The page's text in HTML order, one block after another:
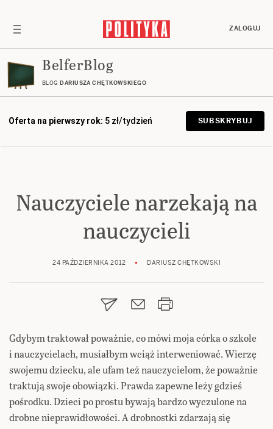
ZALOGUJ
BelferBlog
BLOG DARIUSZA CHĘTKOWSKIEGO
Oferta na pierwszy rok: 5 zł/tydzień SUBSKRYBUJ
Nauczyciele narzekają na
nauczycieli
24 PAŹDZIERNIKA 2012 DARIUSZ CHĘTKOWSKI
Gdybym traktował poważnie, co mówi moja córka o szkole
i nauczycielach, musiałbym wciąż interweniować. Wierzę
swojemu dziecku, ale ufam też nauczycielom, że poważnie
traktują swoje obowiązki. Prawda zapewne leży gdzieś
pośrodku. Dzieci po prostu bywają bardzo wyczulone na
drobne nieprawidłowości. A drobnostki zdarzają się